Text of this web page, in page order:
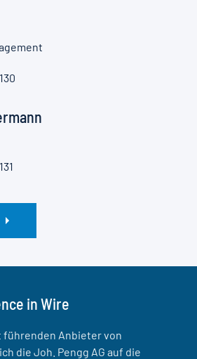
in Wire
Anbieter von
die Joh. Pengg AG auf die